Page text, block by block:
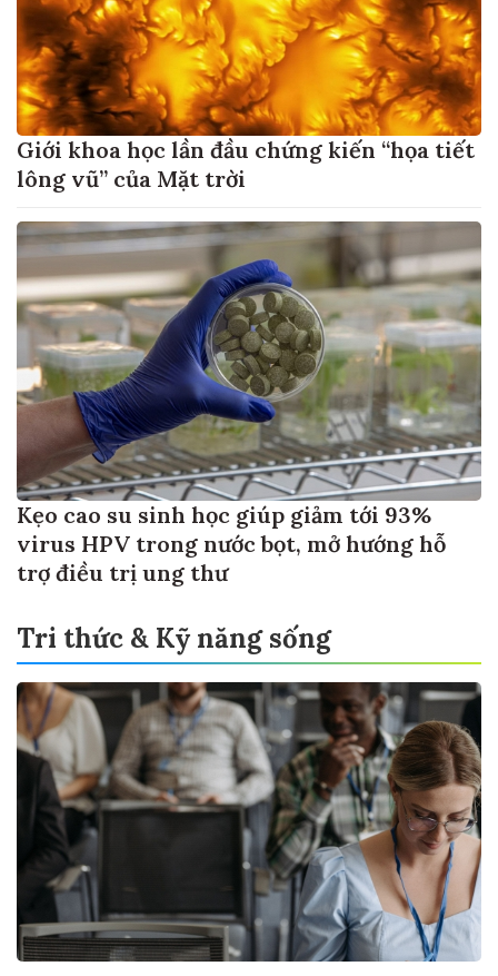
Giới khoa học lần đầu chứng kiến “họa tiết
lông vũ” của Mặt trời
Kẹo cao su sinh học giúp giảm tới 93%
virus HPV trong nước bọt, mở hướng hỗ
trợ điều trị ung thư
Tri thức & Kỹ năng sống